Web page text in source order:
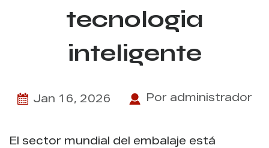
tecnología
inteligente
Jan 16, 2026 Por administrador
El sector mundial del embalaje está